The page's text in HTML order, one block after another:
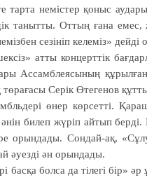
немістер қоныс
танытты. Оттың ғана
сезініп келеміз» дейді
атты концерттік
Ассамблеясының
Серік Өтегенов
өнер көрсетті.
билеп жүріп айтып
орындады. Сондай-ақ,
әуезді ән орындады.
болса да тілегі бір» әр